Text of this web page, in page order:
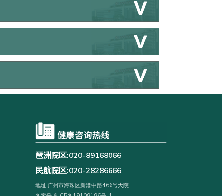
琶洲院区:020-89168066
民航院区:020-28286666
地址:广州市海珠区新港中路466号大院